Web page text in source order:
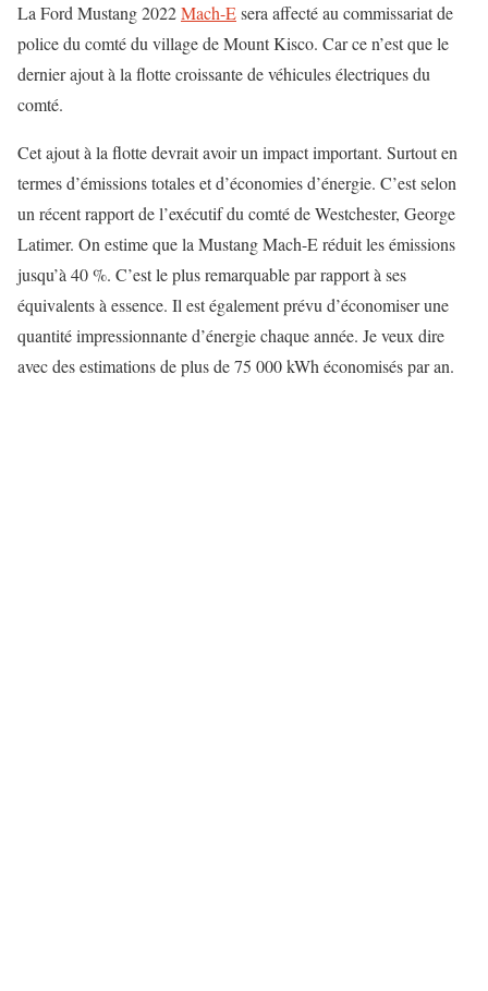
La Ford Mustang 2022Mach-Esera affecté au commissariat de
police du comté du village de Mount Kisco. Car ce n’est que le
dernier ajout à la flotte croissante de véhicules électriques du
comté.
Cet ajout à la flotte devrait avoir un impact important. Surtout en
termes d’émissions totales et d’économies d’énergie. C’est selon
un récent rapport de l’exécutif du comté de Westchester, George
Latimer. On estime que la Mustang Mach-E réduit les émissions
jusqu’à 40 %. C’est le plus remarquable par rapport à ses
équivalents à essence. Il est également prévu d’économiser une
quantité impressionnante d’énergie chaque année. Je veux dire
avec des estimations de plus de 75 000 kWh économisés par an.